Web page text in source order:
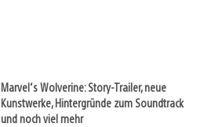
Marvel‘s Wolverine: Story-Trailer, neue
Kunstwerke, Hintergründe zum Soundtrack
und noch viel mehr